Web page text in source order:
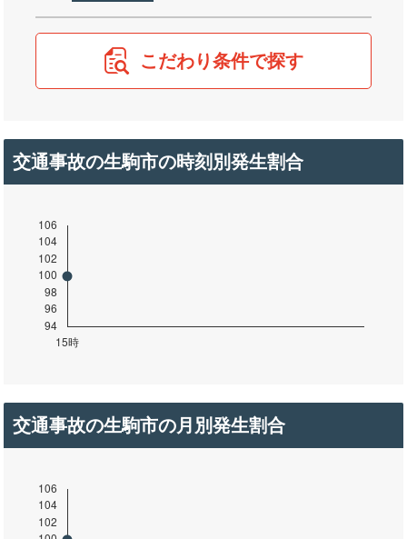
こだわり条件で探す
交通事故の生駒市の時刻別発生割合
交通事故の生駒市の月別発生割合